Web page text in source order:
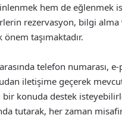
hem de eğlenmek
rezervasyon, bilgi
taşımaktadır.
telefon numarası,
iletişime geçerek
konuda destek
tutarak, her zaman